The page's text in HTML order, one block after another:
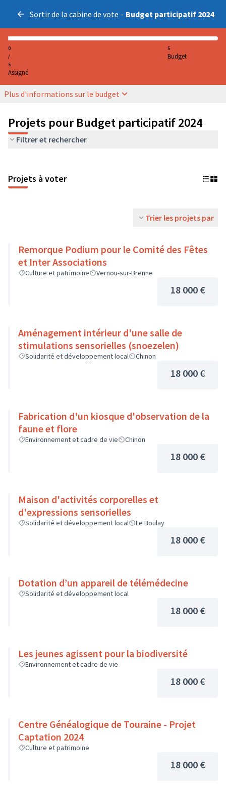
Sortir de la cabine de vote - Budget participatif 2024
0
/
5
Assigné
5
Budget
Plus d'informations sur le budget
Projets pour Budget participatif 2024
Filtrer et rechercher
Projets à voter
Trier les projets par
Remorque Podium pour le Comité des Fêtes
et Inter Associations
Culture et patrimoine Vernou-sur-Brenne
18 000 €
Aménagement intérieur d'une salle de
stimulations sensorielles (snoezelen)
Solidarité et développement local Chinon
18 000 €
Fabrication d'un kiosque d'observation de la
faune et flore
Environnement et cadre de vie Chinon
18 000 €
Maison d'activités corporelles et
d'expressions sensorielles
Solidarité et développement local Le Boulay
18 000 €
Dotation d’un appareil de télémédecine
Solidarité et développement local
18 000 €
Les jeunes agissent pour la biodiversité
Environnement et cadre de vie
18 000 €
Centre Généalogique de Touraine - Projet
Captation 2024
Culture et patrimoine
18 000 €